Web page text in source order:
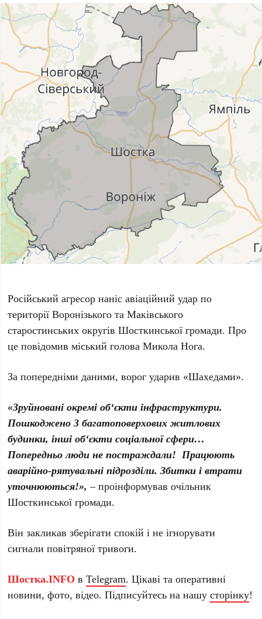
Російський агресор наніс авіаційний удар по
території Воронізького та Маківського
старостинських округів Шосткинської громади. Про
це повідомив міський голова Микола Нога.
За попередніми даними, ворог ударив «Шахедами».
«Зруйновані окремі об‘єкти інфраструктури.
Пошкоджено 3 багатоповерхових житлових
будинки, інші об‘єкти соціальної сфери…
Попередньо люди не постраждали! Працюють
аварійно-рятувальні підрозділи. Збитки і втрати
уточнюються!», – проінформував очільник
Шосткинської громади.
Він закликав зберігати спокій і не ігнорувати
сигнали повітряної тривоги.
Шостка.INFO вTelegram. Цікаві та оперативні
новини, фото, відео. Підписуйтесь на нашусторінку!